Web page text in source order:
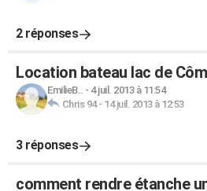
2 réponses
Location bateau lac de
EmilieB.. - 4 juil. 2013 à 11:54
Chris 94- 14 juil. 2013 à 12:53
3 réponses
comment rendre étanche